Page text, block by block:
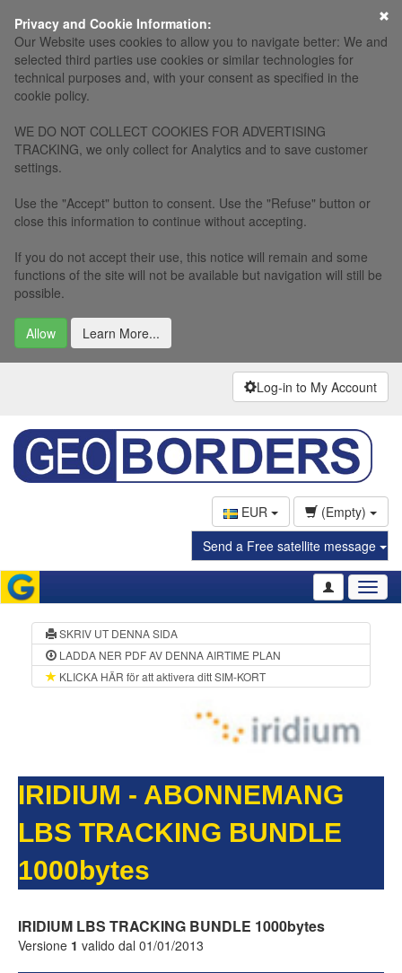
Privacy and Cookie Information:
Our Website uses cookies to allow you to navigate better: We and
selected third parties use cookies or similar technologies for
technical purposes and, with your consent as specified in the
cookie policy.
WE DO NOT COLLECT COOKIES FOR ADVERTISING
TRACKING, we only collect for Analytics and to save customer
settings.
Use the "Accept" button to consent. Use the "Refuse" button or
close this information to continue without accepting.
If you do not accept their use, this notice will remain and some
functions of the site will not be available but navigation will still be
possible.
Allow Learn More...
×
Log-in to My Account
EUR
(Empty)
Send a Free satellite message
SKRIV UT DENNA SIDA
LADDA NER PDF AV DENNA AIRTIME PLAN
KLICKA HÄR för att aktivera ditt SIM-KORT
IRIDIUM - ABONNEMANG
LBS TRACKING BUNDLE
1000bytes
IRIDIUM LBS TRACKING BUNDLE 1000bytes
Versione 1 valido dal 01/01/2013